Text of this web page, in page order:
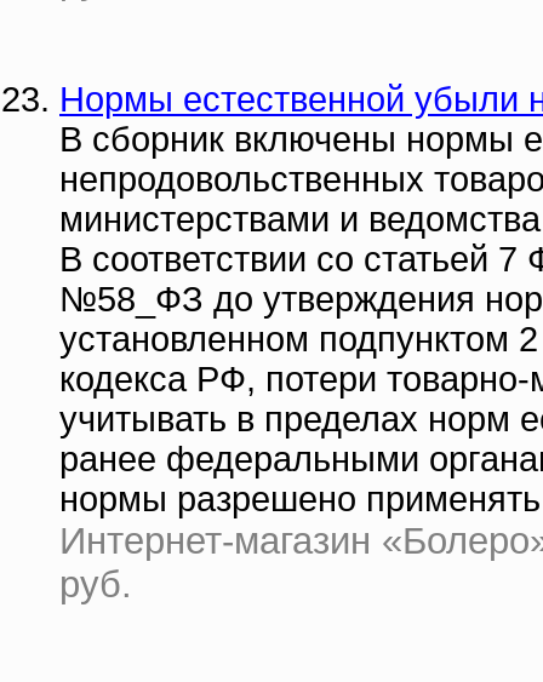
Нормы естественной убыли
В сборник включены нормы
непродовольственных
министерствами и
В соответствии со статьей
№58_ФЗ до утверждения
установленном подпунктом
кодекса РФ, потери
учитывать в пределах норм
ранее федеральными
нормы разрешено
Интернет-магазин
руб.